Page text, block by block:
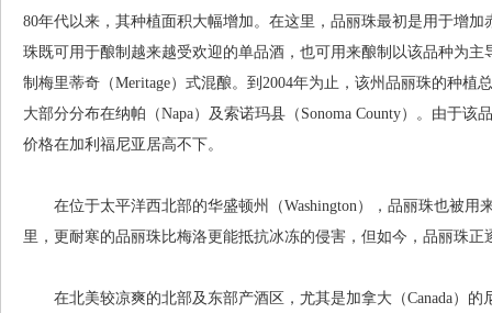
80年代以来，其种植面积大幅增加。在这里，品丽珠最初是用于增
珠既可用于酿制越来越受欢迎的单品酒，也可用来酿制以该品种为
制梅里蒂奇（Meritage）式混酿。到2004年为止，该州品丽珠的种植
大部分分布在纳帕（Napa）及索诺玛县（Sonoma County）。由于
价格在加利福尼亚居高不下。
在位于太平洋西北部的华盛顿州（Washington），品丽珠也被用
里，更耐寒的品丽珠比梅洛更能抵抗冰冻的侵害，但如今，品丽珠正
在北美较凉爽的北部及东部产酒区，尤其是加拿大（Canada）的